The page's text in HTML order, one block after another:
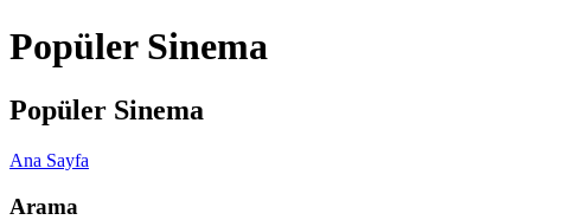
Popüler Sinema
Popüler Sinema
Ana Sayfa
Arama